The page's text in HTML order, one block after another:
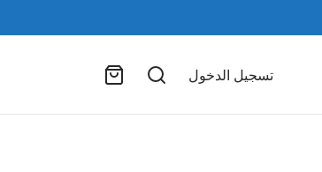
تسجيل الدخول